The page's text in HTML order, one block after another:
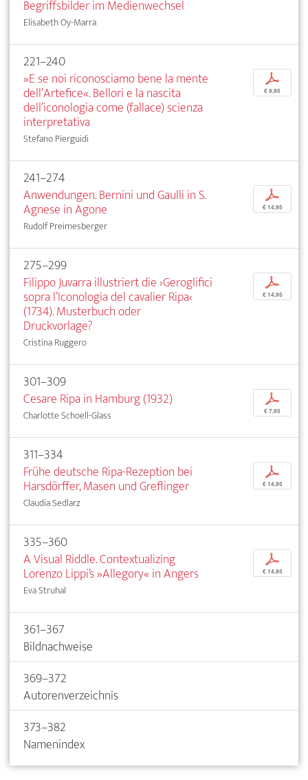
Begriffsbilder im Medienwechsel
Elisabeth Oy-Marra
221–240
»E se noi riconosciamo bene la mente
dell’Artefice«. Bellori e la nascita
dell’iconologia come (fallace) scienza
interpretativa
Stefano Pierguidi
p
€ 9,95
241–274
Anwendungen. Bernini und Gaulli in S.
Agnese in Agone
Rudolf Preimesberger
p
€ 14,95
275–299
Filippo Juvarra illustriert die ›Geroglifici
sopra l’Iconologia del cavalier Ripa‹
(1734). Musterbuch oder
Druckvorlage?
Cristina Ruggero
p
€ 14,95
301–309
Cesare Ripa in Hamburg (1932)
Charlotte Schoell-Glass
p
€ 7,95
311–334
Frühe deutsche Ripa-Rezeption bei
Harsdörffer, Masen und Greflinger
Claudia Sedlarz
p
€ 14,95
335–360
A Visual Riddle. Contextualizing
Lorenzo Lippi’s »Allegory« in Angers
Eva Struhal
p
€ 14,95
361–367
Bildnachweise
369–372
Autorenverzeichnis
373–382
Namenindex